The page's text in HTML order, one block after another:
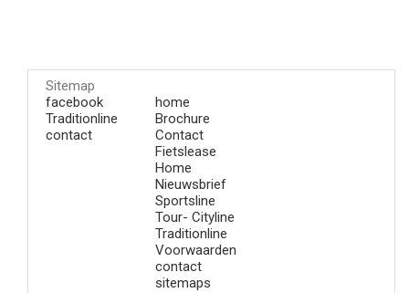
Sitemap
facebook
Traditionline
contact
home
Brochure
Contact
Fietslease
Home
Nieuwsbrief
Sportsline
Tour- Cityline
Traditionline
Voorwaarden
contact
sitemaps